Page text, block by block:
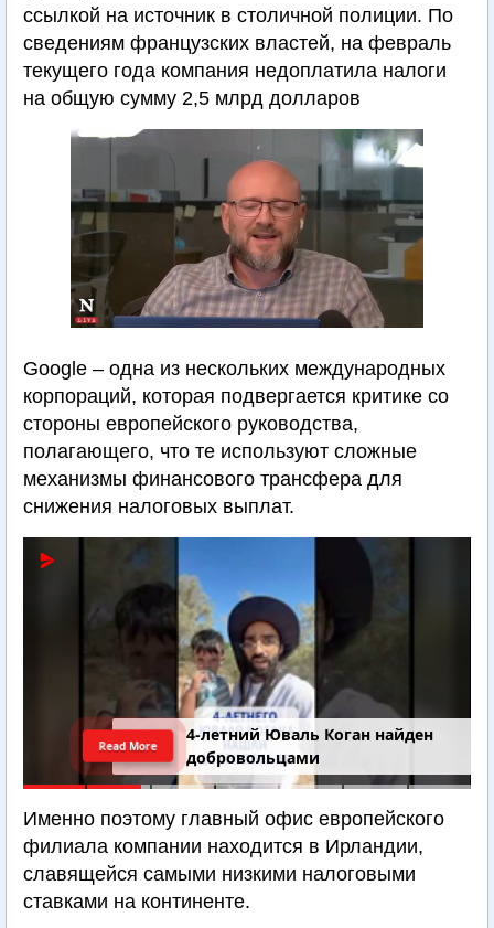
ссылкой на источник в столичной полиции. По
сведениям французских властей, на февраль
текущего года компания недоплатила налоги
на общую сумму 2,5 млрд долларов
Google – одна из нескольких международных
корпораций, которая подвергается критике со
стороны европейского руководства,
полагающего, что те используют сложные
механизмы финансового трансфера для
снижения налоговых выплат.
4-летний Юваль Коган найден
добровольцами
Read More
Именно поэтому главный офис европейского
филиала компании находится в Ирландии,
славящейся самыми низкими налоговыми
ставками на континенте.